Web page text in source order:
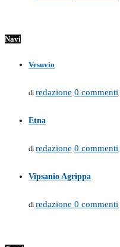
Navi
Vesuvio
di redazione 0 commenti
Etna
di redazione 0 commenti
Vipsanio Agrippa
di redazione 0 commenti